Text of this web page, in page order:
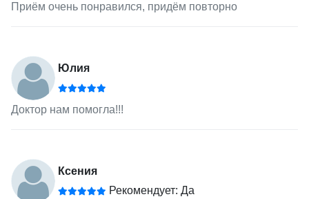
Приём очень понравился, придём повторно
Юлия
Доктор нам помогла!!!
Ксения
Рекомендует: Да